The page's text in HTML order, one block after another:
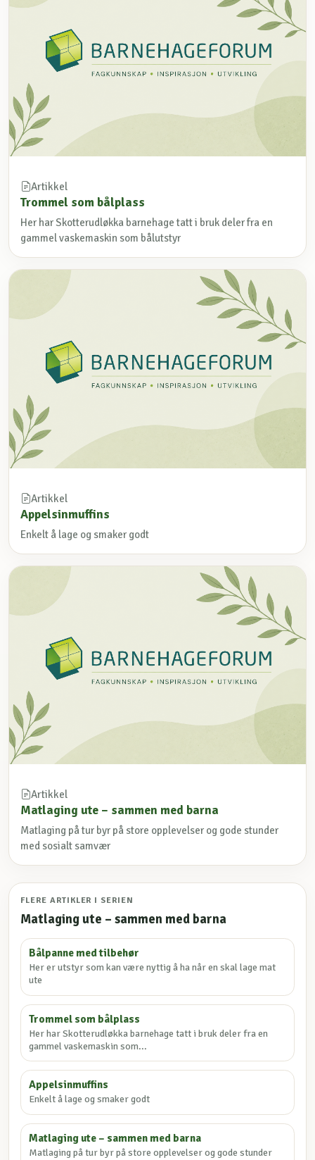
Artikkel
Trommel som bålplass
Her har Skotterudløkka barnehage tatt i bruk deler fra en
gammel vaskemaskin som bålutstyr
Artikkel
Appelsinmuffins
Enkelt å lage og smaker godt
Artikkel
Matlaging ute – sammen med barna
Matlaging på tur byr på store opplevelser og gode stunder
med sosialt samvær
FLERE ARTIKLER I SERIEN
Matlaging ute – sammen med barna
Bålpanne med tilbehør
Her er utstyr som kan være nyttig å ha når en skal lage mat
ute
Trommel som bålplass
Her har Skotterudløkka barnehage tatt i bruk deler fra en
gammel vaskemaskin som...
Appelsinmuffins
Enkelt å lage og smaker godt
Matlaging ute – sammen med barna
Matlaging på tur byr på store opplevelser og gode stunder